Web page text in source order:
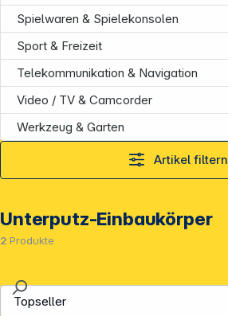
Spielwaren & Spielekonsolen
Sport & Freizeit
Telekommunikation & Navigation
Video / TV & Camcorder
Werkzeug & Garten
Artikel filtern
Unterputz-Einbaukörper
2 Produkte